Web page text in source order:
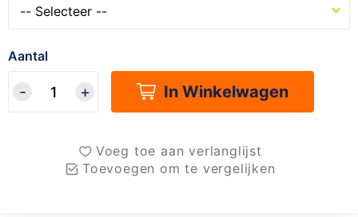
Aantal
In Winkelwagen
Voeg toe aan verlanglijst
Toevoegen om te vergelijken